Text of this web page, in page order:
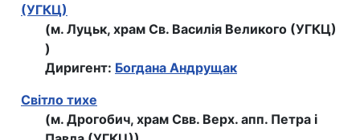
(УГКЦ)
(м. Луцьк, храм Св. Василія Великого (УГКЦ)
)
Диригент: Богдана Андрущак
Світло тихе
(м. Дрогобич, храм Свв. Верх. апп. Петра і